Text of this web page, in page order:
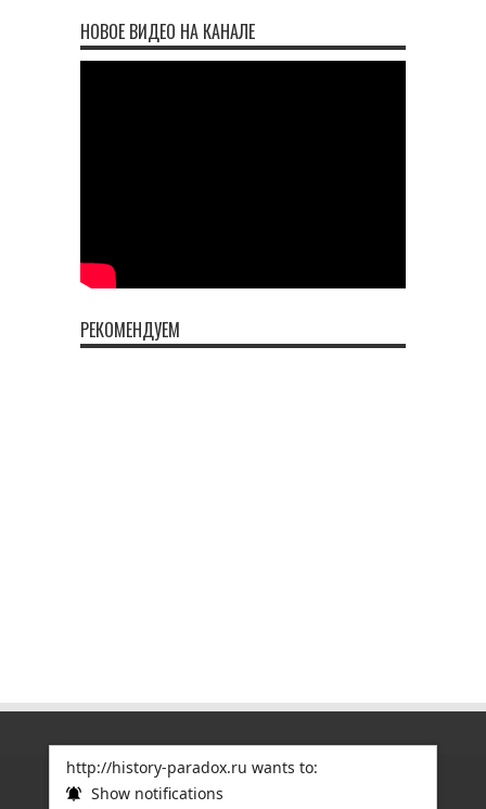
http://history-paradox.ru wants to:
Show notifications
НОВОЕ ВИДЕО НА КАНАЛЕ
РЕКОМЕНДУЕМ